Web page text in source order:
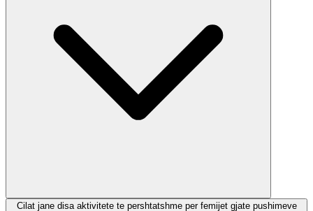
Cilat jane disa aktivitete te pershtatshme per femijet gjate pushimeve